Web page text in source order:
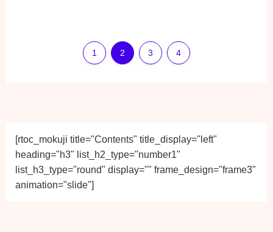
1 2 3 4
[rtoc_mokuji title="Contents" title_display="left"
heading="h3" list_h2_type="number1"
list_h3_type="round" display="" frame_design="frame3"
animation="slide"]